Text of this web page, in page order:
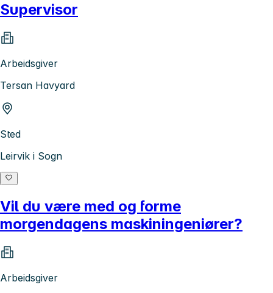
Supervisor
Arbeidsgiver
Tersan Havyard
Sted
Leirvik i Sogn
Vil du være med og forme
morgendagens maskiningeniører?
Arbeidsgiver